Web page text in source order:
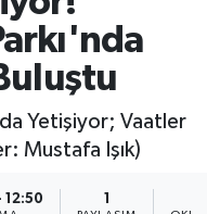
Yetişiyor; Vaatler
Mustafa Işık)
12:50 1